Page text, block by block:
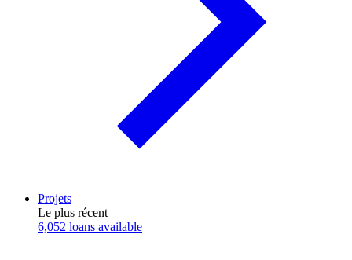
Projets
Le plus récent
6,052 loans available